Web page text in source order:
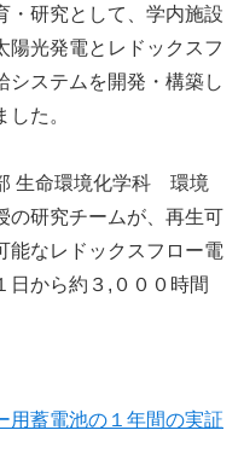
研究として、学内施設
陽光発電とレドックスフ
システムを開発・構築し
た。
生命環境化学科 環境
研究チームが、再生可
能なレドックスフロー電
日から約３,０００時間
用蓄電池の１年間の実証